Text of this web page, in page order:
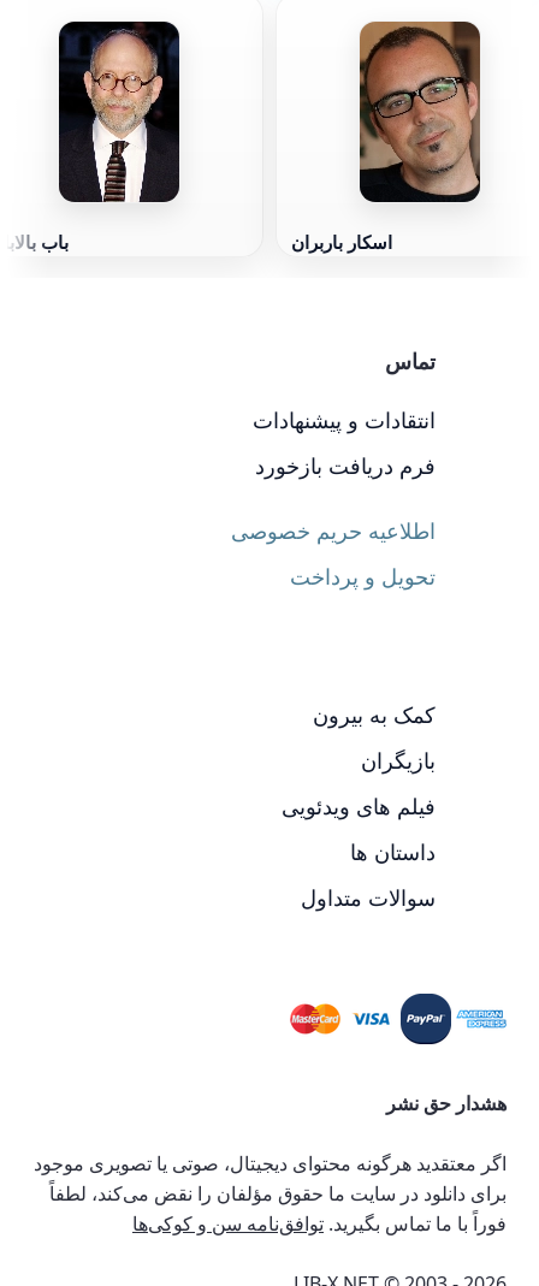
باب اسکار باربران
تماس
انتقادات و پیشنهادات
فرم دریافت بازخورد
اطلاعیه حریم خصوصی
تحویل و پرداخت
کمک به بیرون
بازیگران
فیلم های ویدئویی
داستان ها
سوالات متداول
هشدار حق نشر
اگر معتقدید هرگونه محتوای دیجیتال، صوتی یا تصویری موجود
برای دانلود در سایت ما حقوق مؤلفان را نقض می‌کند، لطفاً
فوراً با ما تماس بگیرید. توافق‌نامه سن و کوکی‌ها